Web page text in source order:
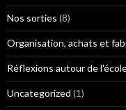
Nos sorties (8)
Organisation, achats et
Réflexions autour de
Uncategorized (1)